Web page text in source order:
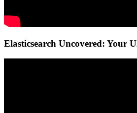
Elasticsearch Uncovered: Your